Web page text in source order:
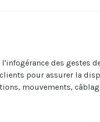
des gestes
pour assurer la
mouvements,